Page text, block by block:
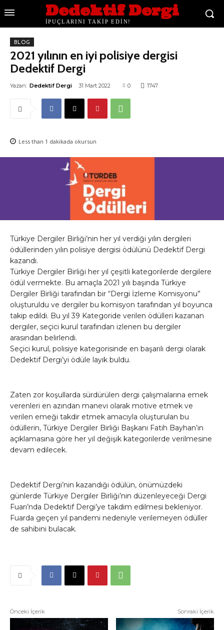
Dedektif Dergi
İPUÇLARINI TAKİP EDİN!
BLOG
2021 yılının en iyi polisiye dergisi
Dedektif Dergi
Yazan: Dedektif Dergi 31 Mart 2022 0 1747
Less than 1 dakikada okursun
Türkiye Dergiler Birliği’nin her yıl verdiği yılın dergileri
ödüllerinden yılın polisiye dergisi ödülünü Dedektif Dergi
kazandı.
Türkiye Dergiler Birliği her yıl çeşitli kategorilerde dergilere
ödül vermekte. Bu amaçla 2021 yılı başında Türkiye
Dergiler Birliği tarafından bir “Dergi İzleme Komisyonu”
oluşturuldu ve dergiler bu komisyon tarafından yıl boyunca
takip edildi. Bu yıl 39 Kategoride verilen ödülleri kazanan
dergiler, seçici kurul tarafından izlenen bu dergiler
arasından belirlendi.
Seçici kurul, polisiye kategorisinde en başarılı dergi olarak
Dedektif Dergi’yi ödüle layık buldu.
Zaten zor koşullarda sürdürülen dergi çalışmalarına emek
verenleri en azından manevi olarak motive etmek ve
verilen emeği takdir etmek amacıyla oluşturulan bu
ödüllerin, Türkiye Dergiler Birliği Başkanı Fatih Bayhan’ın
açıklamasına göre her yıl değişik kategorilerde verilmesine
devam edilecek.
Dedektif Dergi’nin kazandığı ödülün, önümüzdeki
günlerde Türkiye Dergiler Birliği’nin düzenleyeceği Dergi
Fuarı’nda Dedektif Dergi’ye takdim edilmesi bekleniyor.
Fuarda geçen yıl pandemi nedeniyle verilemeyen ödüller
de sahibini bulacak.
Önceki İçerik Sonraki İçerik